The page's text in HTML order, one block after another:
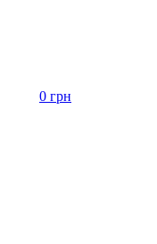
0 грн